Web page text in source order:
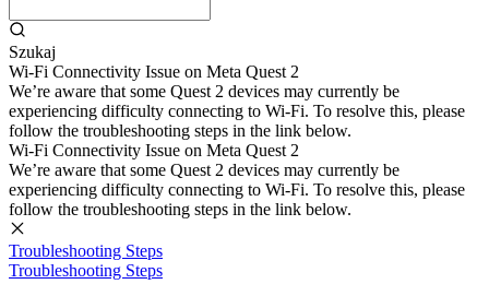
Szukaj
Wi-Fi Connectivity Issue on Meta Quest 2
We’re aware that some Quest 2 devices may currently be
experiencing difficulty connecting to Wi-Fi. To resolve this, please
follow the troubleshooting steps in the link below.
Wi-Fi Connectivity Issue on Meta Quest 2
We’re aware that some Quest 2 devices may currently be
experiencing difficulty connecting to Wi-Fi. To resolve this, please
follow the troubleshooting steps in the link below.
Troubleshooting Steps
Troubleshooting Steps